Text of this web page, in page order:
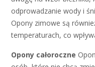
odprowadzanie wody i
Opony zimowe są
temperaturach, co
Opony całoroczne